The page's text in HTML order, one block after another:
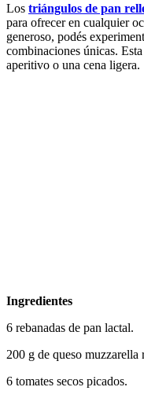
Los triángulos de pan
para ofrecer en cualquier
generoso, podés
combinaciones únicas.
aperitivo o una cena ligera.
Ingredientes
6 rebanadas de pan lactal.
200 g de queso muzzarella
6 tomates secos picados.